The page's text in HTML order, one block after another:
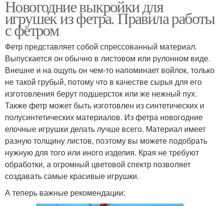
Новогодние выкройки для
игрушек из фетра. Правила работы
с фетром
Фетр представляет собой спрессованный материал.
Выпускается он обычно в листовом или рулонном виде.
Внешне и на ощупь он чем-то напоминает войлок, только
не такой грубый, потому что в качестве сырья для его
изготовления берут подшерсток или же нежный пух.
Также фетр может быть изготовлен из синтетических и
полусинтетических материалов. Из фетра новогодние
елочные игрушки делать лучше всего. Материал имеет
разную толщину листов, поэтому вы можете подобрать
нужную для того или иного изделия. Края не требуют
обработки, а огромный цветовой спектр позволяет
создавать самые красивые игрушки.
А теперь важные рекомендации: